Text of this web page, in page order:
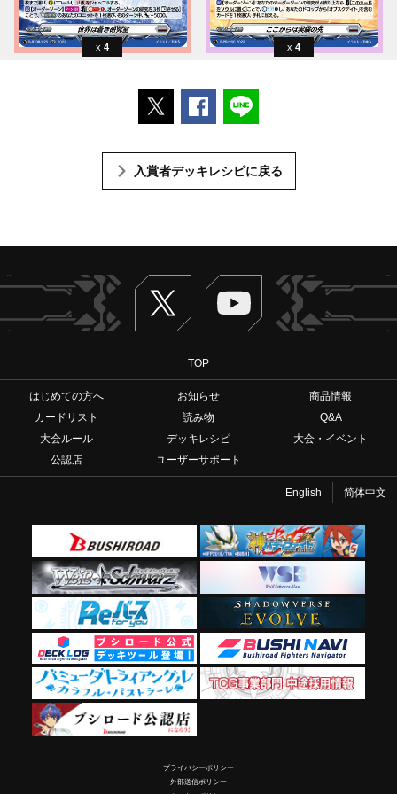
4 4
ポストするFacebookでシェアする
入賞者デッキレシピに戻る
Twitter ヴァンガードch
TOP
はじめての方へ お知らせ
商品情報
カードリスト
読み物
Q&A
大会ルール
デッキレシピ
大会・イベント
公認店
ユーザーサポート
English 简体中文
プライバシーポリシー
外部送信ポリシー